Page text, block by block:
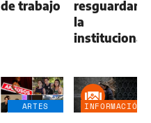
de trabajo
resguardar
la
ARTES
INFORMACIÓN